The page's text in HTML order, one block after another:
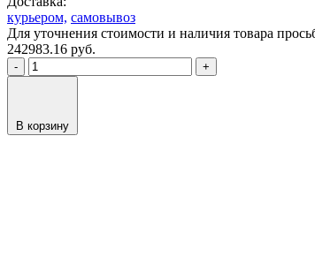
курьером, самовывоз
Для уточнения стоимости и наличия товара
242983.16 руб.
- +
В корзину